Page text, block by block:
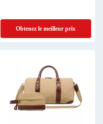
Obtenez le meilleur prix